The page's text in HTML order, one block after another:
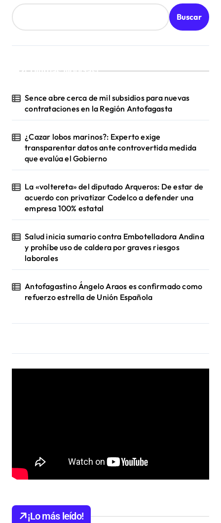
a
Buscar
¡Ultimas Noticias!
Sence abre cerca de mil subsidios para nuevas
contrataciones en la Región Antofagasta
¿Cazar lobos marinos?: Experto exige
transparentar datos ante controvertida medida
que evalúa el Gobierno
La «voltereta» del diputado Arqueros: De estar de
acuerdo con privatizar Codelco a defender una
empresa 100% estatal
Salud inicia sumario contra Embotelladora Andina
y prohíbe uso de caldera por graves riesgos
laborales
Antofagastino Ángelo Araos es confirmado como
refuerzo estrella de Unión Española
¡Lo más leído!